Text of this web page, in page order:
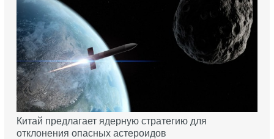
Китай предлагает ядерную стратегию для
отклонения опасных астероидов